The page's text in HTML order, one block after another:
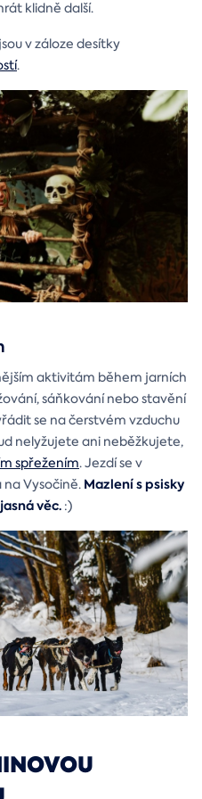
klidně další.
v záloze desítky
.
aktivitám během jarních
sáňkování nebo stavění
se na čerstvém vzduchu
nelyžujete ani neběžkujete,
spřežením. Jezdí se v
Vysočině. Mazlení s psisky
věc. :)